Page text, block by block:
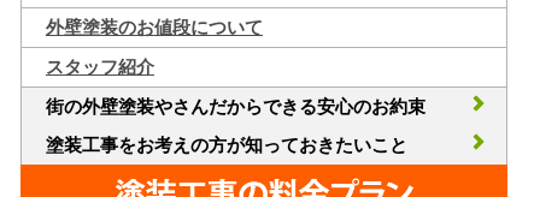
外壁塗装のお値段について
スタッフ紹介
街の外壁塗装やさんだからできる安心のお約束
塗装工事をお考えの方が知っておきたいこと